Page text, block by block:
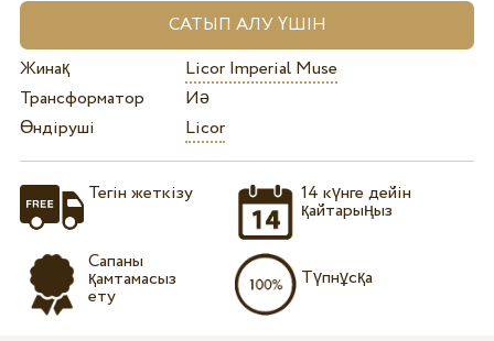
Жинақ
Licor Imperial Muse
Трансформатор
Иә
Өндіруші
Licor
Тегін жеткізу
Сапаны
қамтамасыз
ету
14 күнге дейін
қайтарыңыз
Түпнұсқа